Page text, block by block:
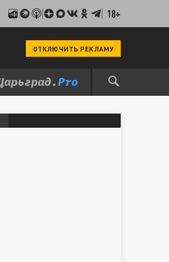
18+
ОТКЛЮЧИТЬ РЕКЛАМУ